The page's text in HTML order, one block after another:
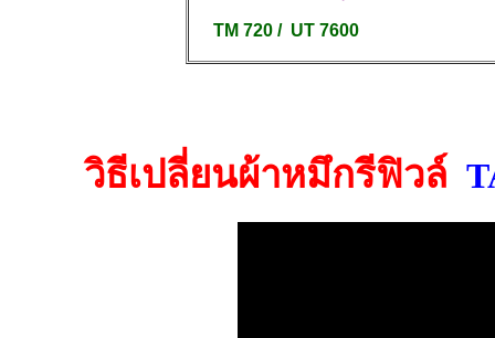
TM 720 / UT 7600
วิธีเปลี่ยนผ้าหมึกรีฟิวล์